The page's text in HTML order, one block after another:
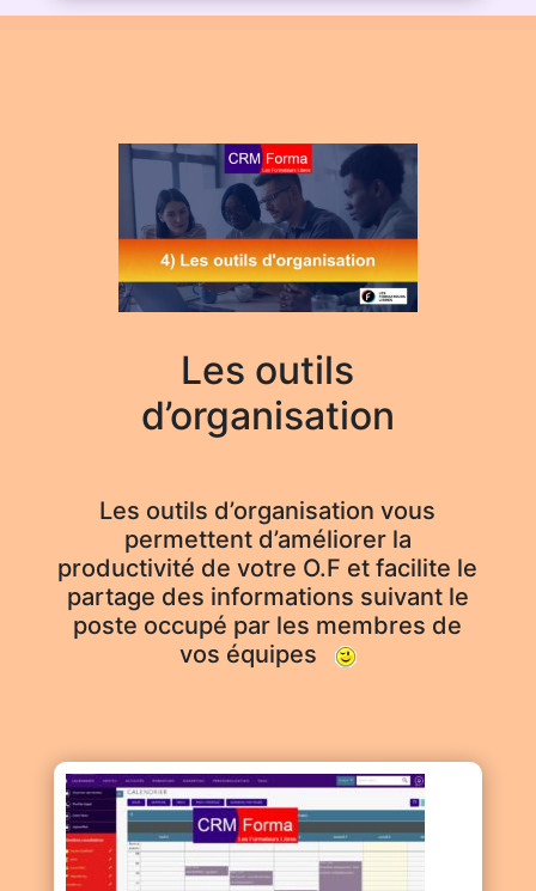
Les outils
d’organisation
Les outils d’organisation vous
permettent d’améliorer la
productivité de votre O.F et facilite le
partage des informations suivant le
poste occupé par les membres de
vos équipes